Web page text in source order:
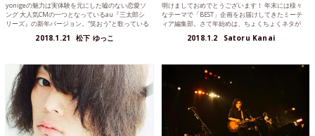
yonigeの魅力は実体験を元にした嘘のない恋愛ソ
ング 大人気CMの一つとなっているau『三太郎シ
リーズ』の新年バージョン。“笑おう“と歌っている
のは誰？とSNSでも話題沸騰。その人物とは、あの
2018.1.21 松下 ゆっこ
明けましておめでとうございます！ 年末には様々
なテーマで「BEST」企画をお届けしてきたミーテ
ィア編集部。さて年始めは、ちょくちょくネタが
ぞ。ミーティアのカル...
2018.1.2 Satoru Kanai